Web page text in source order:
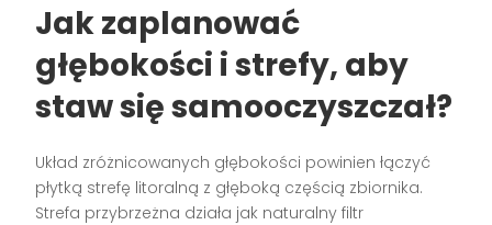
Jak zaplanować
głębokości i strefy, aby
staw się samooczyszczał?
Układ zróżnicowanych głębokości powinien łączyć
płytką strefę litoralną z głęboką częścią zbiornika.
Strefa przybrzeżna działa jak naturalny filtr